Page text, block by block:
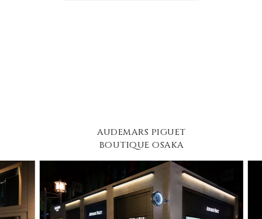
AUDEMARS PIGUET
BOUTIQUE OSAKA